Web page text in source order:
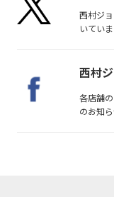
西村ジ
いていま
西村
各店舗
のお知